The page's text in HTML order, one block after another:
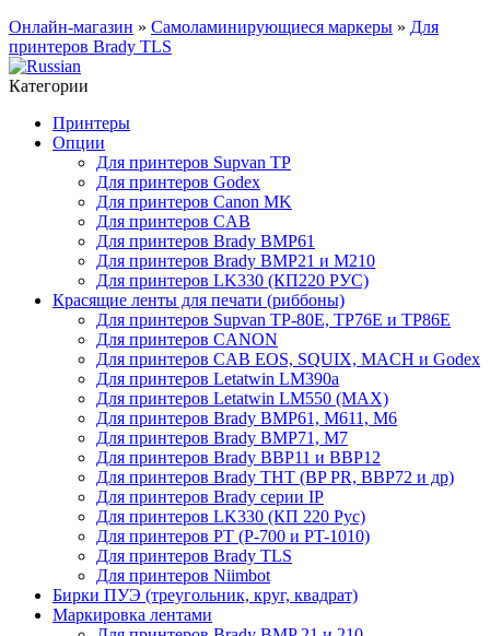
Онлайн-магазин » Самоламинирующиеся маркеры » Для
принтеров Brady TLS
Категории
Принтеры
Опции
Для принтеров Supvan TP
Для принтеров Godex
Для принтеров Canon MK
Для принтеров CAB
Для принтеров Brady BMP61
Для принтеров Brady BMP21 и M210
Для принтеров LK330 (КП220 РУС)
Красящие ленты для печати (риббоны)
Для принтеров Supvan TP-80E, TP76E и TP86E
Для принтеров CANON
Для принтеров CAB EOS, SQUIX, MACH и Godex
Для принтеров Letatwin LM390a
Для принтеров Letatwin LM550 (MAX)
Для принтеров Brady BMP61, M611, M6
Для принтеров Brady BMP71, M7
Для принтеров Brady BBP11 и BBP12
Для принтеров Brady THT (BP PR, BBP72 и др)
Для принтеров Brady серии IP
Для принтеров LK330 (КП 220 Рус)
Для принтеров PT (P-700 и PT-1010)
Для принтеров Brady TLS
Для принтеров Niimbot
Бирки ПУЭ (треугольник, круг, квадрат)
Маркировка лентами